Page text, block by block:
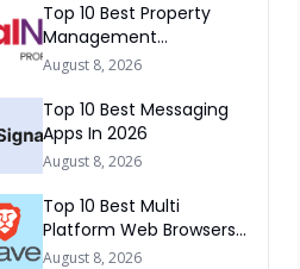
Top 10 Best Property
Management
Companies In South
August 8, 2026
Top 10 Best Messaging
Apps In 2026
August 8, 2026
Top 10 Best Multi
Platform Web Browsers
In The world 2026
August 8, 2026